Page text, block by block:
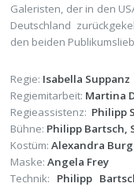
Galeristen, der in den
Deutschland
den beiden
Regie: Isabella Suppanz
Regiemitarbeit: Martina
Regieassistenz: Philipp
Bühne: Philipp Bartsch,
Kostüm:Alexandra
Maske:Angela Frey
Technik: Philipp